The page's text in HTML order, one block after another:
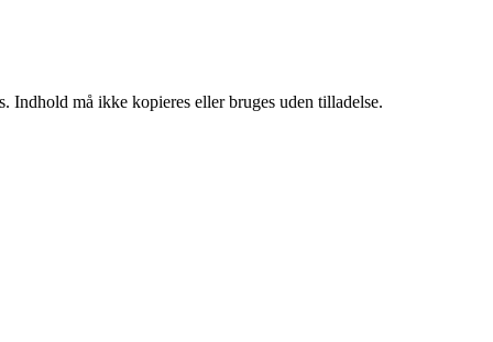
må ikke kopieres eller bruges uden tilladelse.